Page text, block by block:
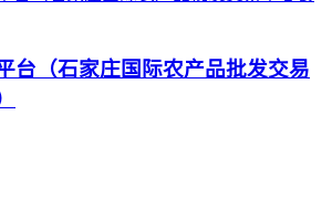
台（石家庄国际农产品批发交易